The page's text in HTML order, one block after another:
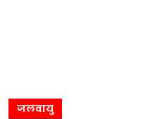
जलवायु